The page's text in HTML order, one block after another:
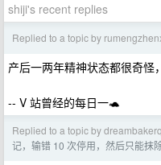
shiji's recent replies
Replied to a topic by
产后一两年精神状态都很奇怪
-- V 站曾经的每日一🐢
Replied to a topic by dreambakerq
记，输错 10 次停用，然后只能抹